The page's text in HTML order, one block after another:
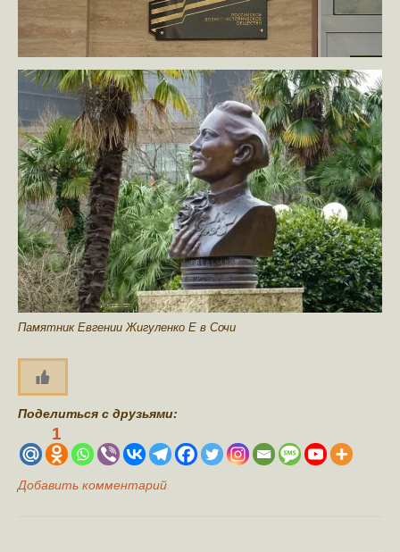
Памятник Евгении Жигуленко Е в Сочи
Поделиться с друзьями:
1
Добавить комментарий